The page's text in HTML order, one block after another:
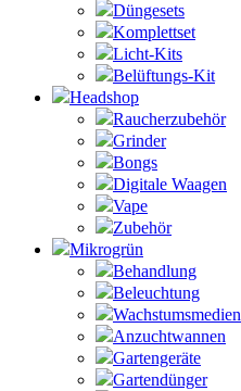
Düngesets
Komplettset
Licht-Kits
Belüftungs-Kit
Headshop
Raucherzubehör
Grinder
Bongs
Digitale Waagen
Vape
Zubehör
Mikrogrün
Behandlung
Beleuchtung
Wachstumsmedien
Anzuchtwannen
Gartengeräte
Gartendünger